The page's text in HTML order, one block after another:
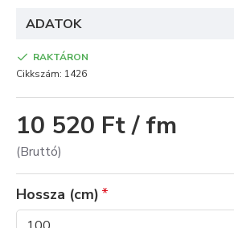
ADATOK
10 520 Ft / fm
(Bruttó)
RAKTÁRON
Cikkszám: 1426
Hossza (cm)